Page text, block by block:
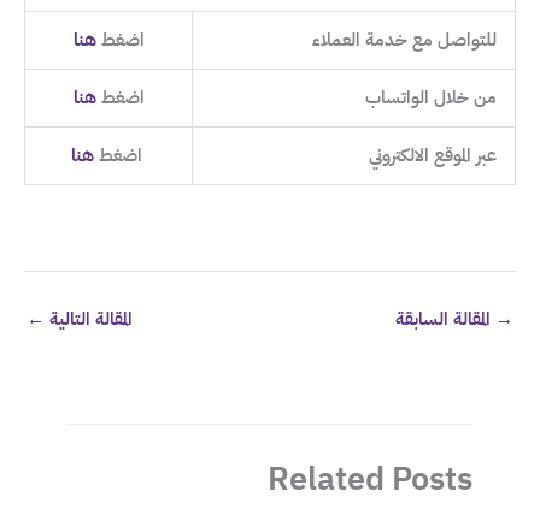
للتواصل مع خدمة العملاء اضغطهنا
من خلال الواتساب اضغطهنا
عبر الموقع الالكتروني اضغطهنا
→ المقالة السابقة المقالة التالية ←
Related Posts